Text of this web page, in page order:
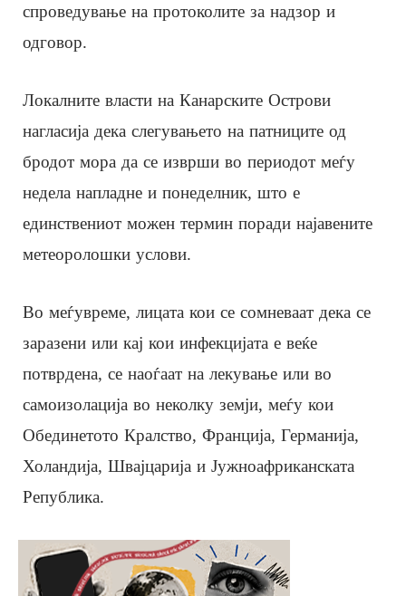
спроведување на протоколите за надзор и
одговор.
Локалните власти на Канарските Острови
нагласија дека слегувањето на патниците од
бродот мора да се изврши во периодот меѓу
недела напладне и понеделник, што е
единствениот можен термин поради најавените
метеоролошки услови.
Во меѓувреме, лицата кои се сомневаат дека се
заразени или кај кои инфекцијата е веќе
потврдена, се наоѓаат на лекување или во
самоизолација во неколку земји, меѓу кои
Обединетото Кралство, Франција, Германија,
Холандија, Швајцарија и Јужноафриканската
Република.